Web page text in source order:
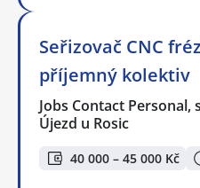
Seřizovač CNC
příjemný kolektiv
Jobs Contact Personal,
Újezd u Rosic
40 000 – 45 000 Kč